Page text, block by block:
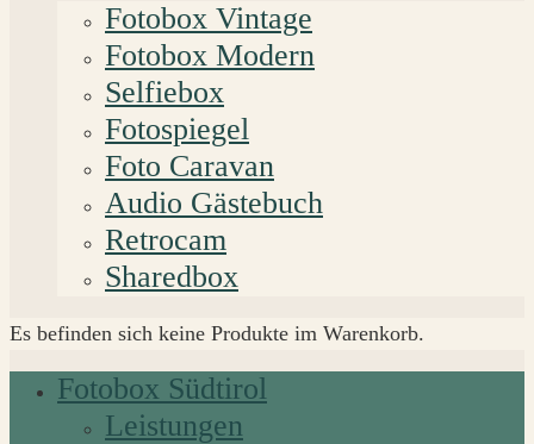
Fotobox Vintage
Fotobox Modern
Selfiebox
Fotospiegel
Foto Caravan
Audio Gästebuch
Retrocam
Sharedbox
Es befinden sich keine Produkte im Warenkorb.
Fotobox Südtirol
Leistungen